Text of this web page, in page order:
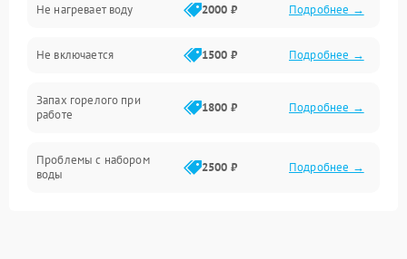
Программное обеспечение
Не нагревает воду 2000 ₽ Подробнее →
Не включается 1500 ₽ Подробнее →
Запах горелого при
работе
1800 ₽ Подробнее →
Проблемы с набором
воды
2500 ₽ Подробнее →